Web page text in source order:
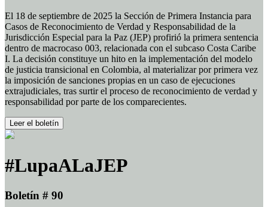
El 18 de septiembre de 2025 la Sección de Primera Instancia para
Casos de Reconocimiento de Verdad y Responsabilidad de la
Jurisdicción Especial para la Paz (JEP) profirió la primera sentencia
dentro de macrocaso 003, relacionada con el subcaso Costa Caribe
I. La decisión constituye un hito en la implementación del modelo
de justicia transicional en Colombia, al materializar por primera vez
la imposición de sanciones propias en un caso de ejecuciones
extrajudiciales, tras surtir el proceso de reconocimiento de verdad y
responsabilidad por parte de los comparecientes.
Leer el boletín
#LupaALaJEP
Boletín # 90